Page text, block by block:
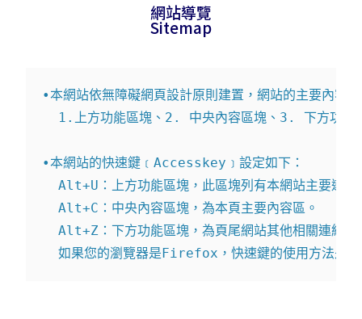
網站導覽
Sitemap
•本網站依無障礙網頁設計原則建置，網站的主要內容
1.上方功能區塊、2. 中央內容區塊、3. 下方功能
•本網站的快速鍵﹝Accesskey﹞設定如下：
Alt+U：上方功能區塊，此區塊列有本網站主要連結
  Alt+C：中央內容區塊，為本頁主要內容區。
  Alt+Z：下方功能區塊，為頁尾網站其他相關連結。
如果您的瀏覽器是Firefox，快速鍵的使用方法